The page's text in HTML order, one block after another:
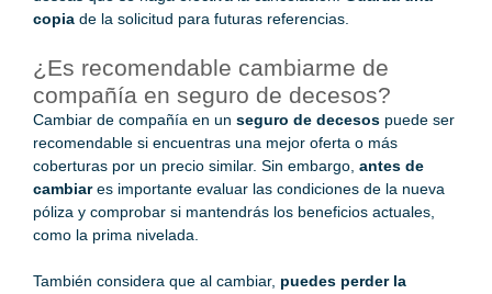
copia de la solicitud para futuras referencias.
¿Es recomendable cambiarme de
compañía en seguro de decesos?
Cambiar de compañía en un seguro de decesos puede ser
recomendable si encuentras una mejor oferta o más
coberturas por un precio similar. Sin embargo, antes de
cambiares importante evaluar las condiciones de la nueva
póliza y comprobar si mantendrás los beneficios actuales,
como la prima nivelada.
También considera que al cambiar, puedes perder la